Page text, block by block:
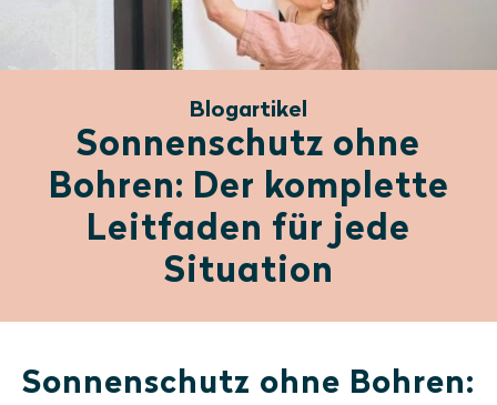
Blogartikel
Sonnenschutz ohne
Bohren: Der komplette
Leitfaden für jede
Situation
Sonnenschutz ohne Bohren: